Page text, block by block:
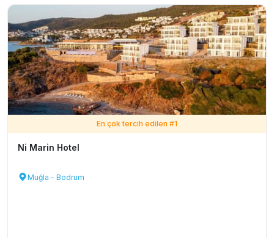
En çok tercih edilen #1
Ni Marin Hotel
Muğla - Bodrum